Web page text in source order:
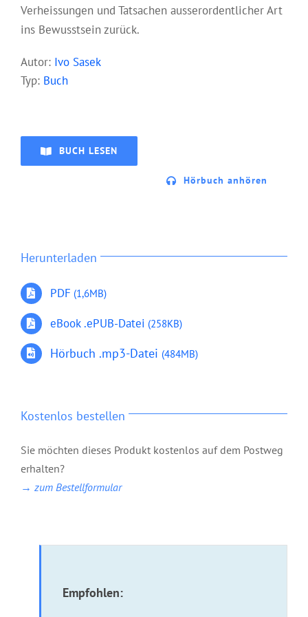
Verheissungen und Tatsachen ausserordentlicher Art
ins Bewusstsein zurück.
Autor: Ivo Sasek
Typ: Buch
BUCH LESEN
Hörbuch anhören
Herunterladen
PDF (1,6MB)
eBook .ePUB-Datei (258KB)
Hörbuch .mp3-Datei (484MB)
Kostenlos bestellen
Sie möchten dieses Produkt kostenlos auf dem Postweg
erhalten?
→ zum Bestellformular
Empfohlen: